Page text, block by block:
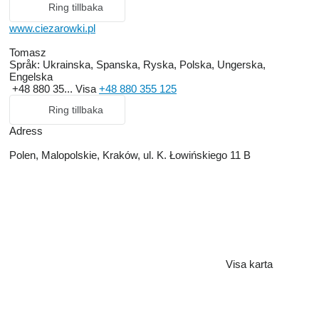
Ring tillbaka
www.ciezarowki.pl
Tomasz
Språk: Ukrainska, Spanska, Ryska, Polska, Ungerska,
Engelska
+48 880 35... Visa +48 880 355 125
Ring tillbaka
Adress
Polen, Malopolskie, Kraków, ul. K. Łowińskiego 11 B
Visa karta